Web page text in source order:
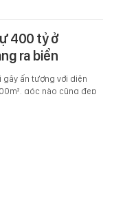
400 tỷ ở
ra biển
gây ấn tượng với diện
góc nào cũng đẹp